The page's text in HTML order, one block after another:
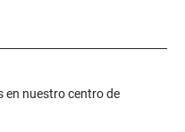
en nuestro centro de